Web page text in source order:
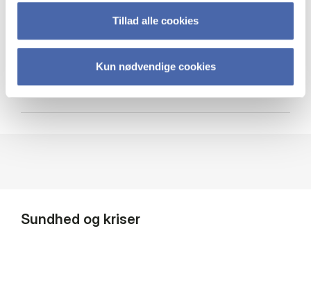
Tillad alle cookies
Kun nødvendige cookies
Cybersikkerhed
Sundhed og kriser